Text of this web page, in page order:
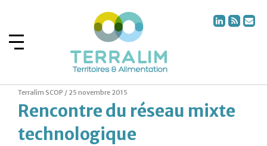
Terralim SCOP / 25 novembre 2015
Rencontre du réseau mixte
technologique